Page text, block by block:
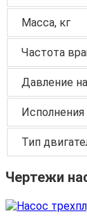
Масса, кг
Частота
Давление
Исполнения
Тип
Чертежи